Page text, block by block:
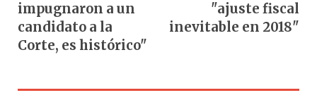
impugnaron a un
candidato a la
Corte, es histórico"
"ajuste fiscal
inevitable en 2018"